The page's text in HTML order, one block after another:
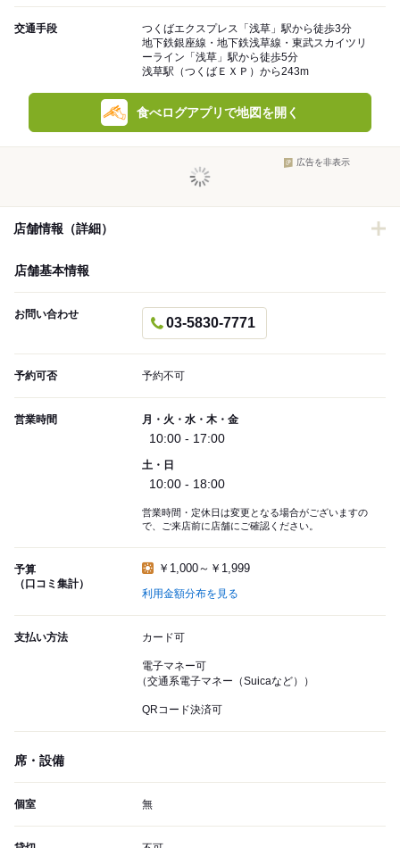
交通手段
つくばエクスプレス「浅草」駅から徒歩3分
地下鉄銀座線・地下鉄浅草線・東武スカイツリ
ーライン「浅草」駅から徒歩5分
浅草駅（つくばＥＸＰ）から243m
食べログアプリで地図を開く
広告を非表示
店舗情報（詳細）
店舗基本情報
お問い合わせ
03-5830-7771
予約可否 予約不可
営業時間 月・火・水・木・金
10:00 - 17:00
土・日
10:00 - 18:00
営業時間・定休日は変更となる場合がございますの
で、ご来店前に店舗にご確認ください。
予算
（口コミ集計）
￥1,000～￥1,999
利用金額分布を見る
支払い方法 カード可
電子マネー可
（交通系電子マネー（Suicaなど））
QRコード決済可
席・設備
個室 無